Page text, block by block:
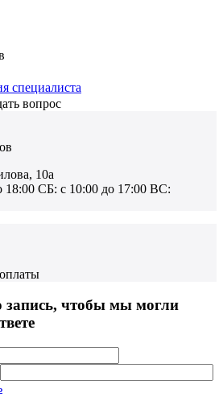
специалиста
вопрос
10а
СБ: с 10:00 до 17:00 ВС:
запись, чтобы мы могли